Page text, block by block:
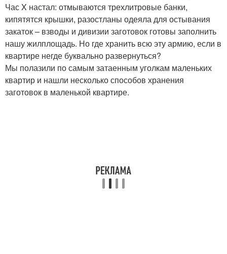
Час X настал: отмываются трехлитровые банки,
кипятятся крышки, разостланы одеяла для остывания
закаток – взводы и дивизии заготовок готовы заполнить
нашу жилплощадь. Но где хранить всю эту армию, если в
квартире негде буквально развернуться?
Мы полазили по самым затаенным уголкам маленьких
квартир и нашли несколько способов хранения
заготовок в маленькой квартире.